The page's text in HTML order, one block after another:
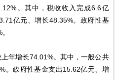
。其中，税收收入完成6.6亿
亿元、增长48.35%。政府性基
年增长74.01%。其中，一般公共
。政府性基金支出15.62亿元、增